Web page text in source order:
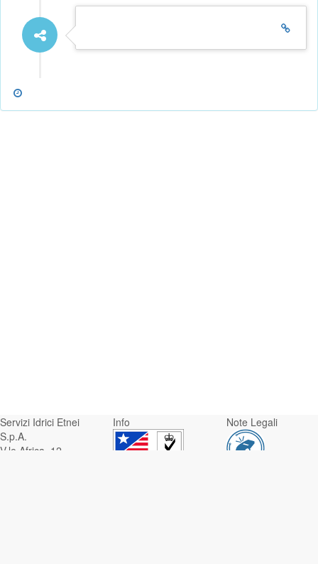
Servizi Idrici Etnei
S.p.A.
V.le Africa, 12 -
Info Note Legali